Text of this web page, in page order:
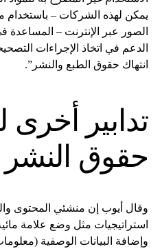
يمكن لهذه الشركات –
الصور عبر الإنترنت – المساعدة
الدعم في اتخاذ الإجراءات
انتهاك حقوق الطبع والنشر”.
تدابير أخرى
حقوق النشر
وقال أيوب إن منشئي المحتوى
استراتيجيات مثل وضع علامة
وإضافة البيانات الوصفية